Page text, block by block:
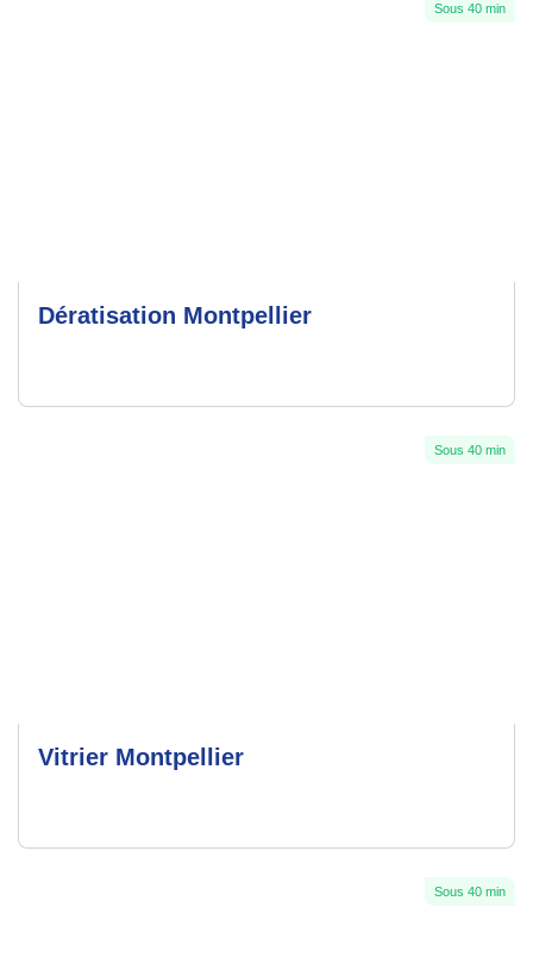
Sous 40 min
Dératisation Montpellier
Sous 40 min
Vitrier Montpellier
Sous 40 min